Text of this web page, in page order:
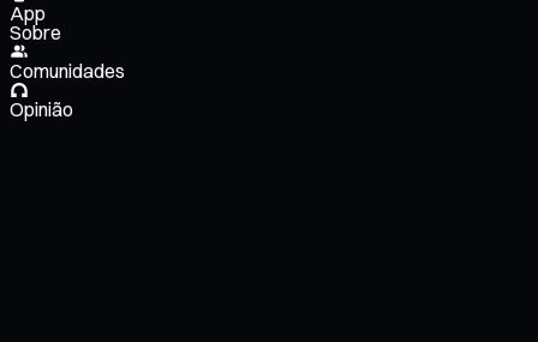
App
Sobre
Comunidades
Opinião